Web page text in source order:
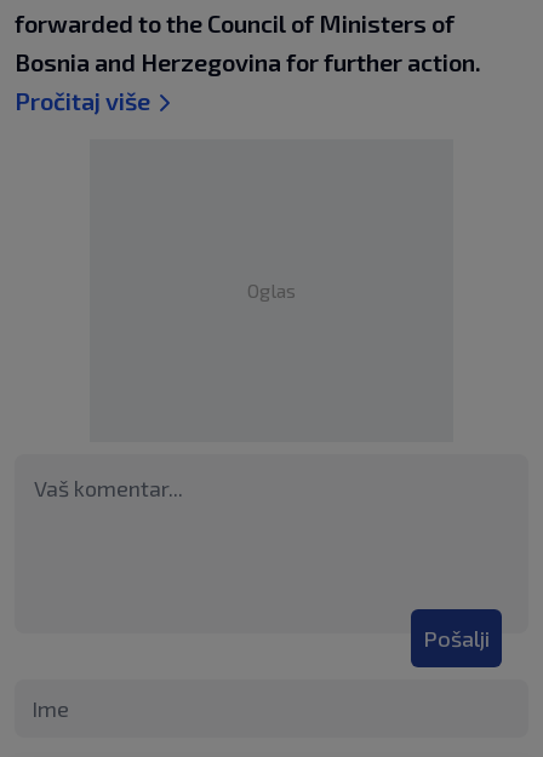
forwarded to the Council of Ministers of
Bosnia and Herzegovina for further action.
Pročitaj više
Oglas
Pošalji